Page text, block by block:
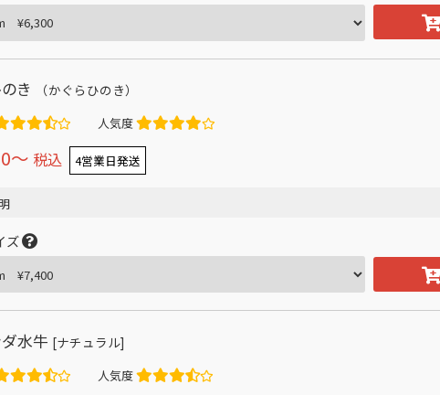
き （かぐらひのき）
人気度
〜 税込 4営業日発送
ズ
水牛 [ナチュラル]
人気度